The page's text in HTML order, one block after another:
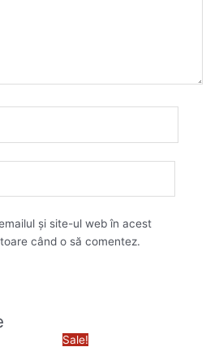
și site-ul web în acest
când o să comentez.
Sale!